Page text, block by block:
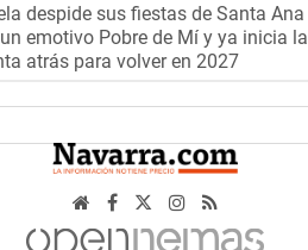
despide sus fiestas de Santa Ana
emotivo Pobre de Mí y ya inicia la
atrás para volver en 2027